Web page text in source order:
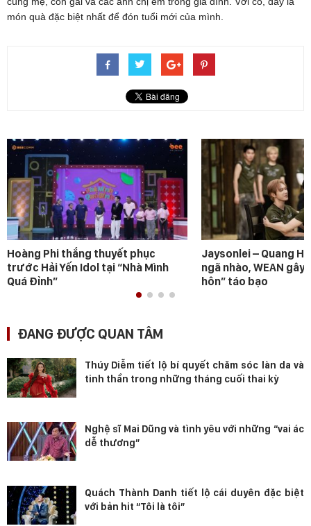
món quà đặc biệt nhất để đón tuổi mới của mình.
Hoàng Phi thắng thuyết phục
trước Hải Yến Idol tại “Nhà Mình
Quá Đỉnh”
Jaysonlei – Quang
ngã nhào, WEAN gây
hôn” táo bạo
ĐANG ĐƯỢC QUAN TÂM
Thúy Diễm tiết lộ bí quyết chăm sóc làn da và
tinh thần trong những tháng cuối thai kỳ
Nghệ sĩ Mai Dũng và tình yêu với những “vai ác
dễ thương”
Quách Thành Danh tiết lộ cái duyên đặc biệt
với bản hit “Tôi là tôi”